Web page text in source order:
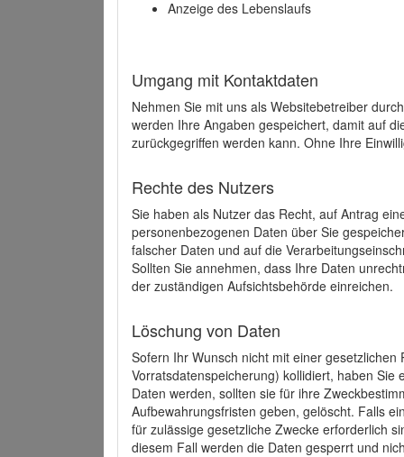
Anzeige des Lebenslaufs
Umgang mit Kontaktdaten
Nehmen Sie mit uns als Websitebetreiber
werden Ihre Angaben gespeichert, damit auf
zurückgegriffen werden kann. Ohne Ihre
Rechte des Nutzers
Sie haben als Nutzer das Recht, auf Antrag
personenbezogenen Daten über Sie
falscher Daten und auf die
Sollten Sie annehmen, dass Ihre Daten
der zuständigen Aufsichtsbehörde einreichen.
Löschung von Daten
Sofern Ihr Wunsch nicht mit einer
Vorratsdatenspeicherung) kollidiert, haben
Daten werden, sollten sie für ihre
Aufbewahrungsfristen geben, gelöscht. Falls
für zulässige gesetzliche Zwecke erforderlich
diesem Fall werden die Daten gesperrt und